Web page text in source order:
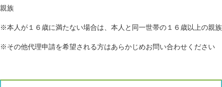
親族
※本人が１６歳に満たない場合は、本人と同一世帯の１６歳以上の親族
※その他代理申請を希望される方はあらかじめお問い合わせください